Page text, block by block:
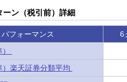
ーン（税引前）詳細
パフォーマンス 6
）楽天証券分類平均